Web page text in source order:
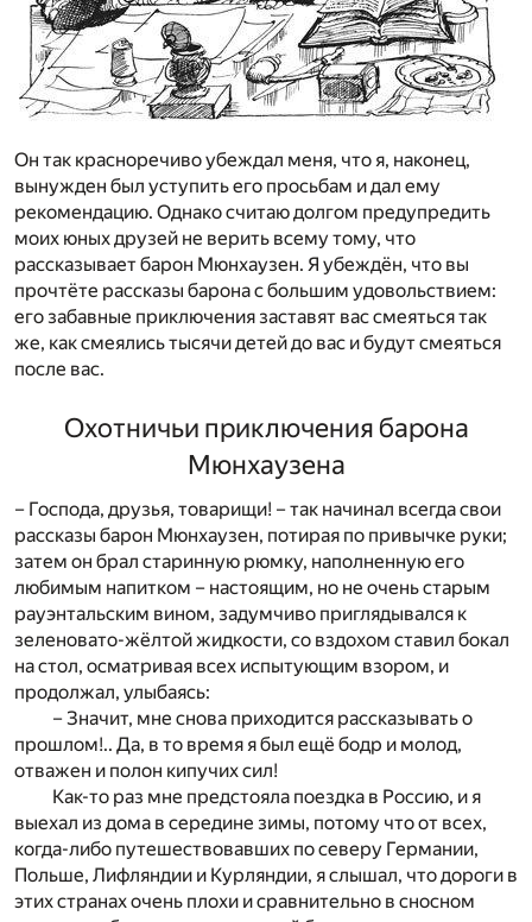
Он так красноречиво убеждал меня, что я, наконец,
вынужден был уступить его просьбам и дал ему
рекомендацию. Однако считаю долгом предупредить
моих юных друзей не верить всему тому, что
рассказывает барон Мюнхаузен. Я убеждён, что вы
прочтёте рассказы барона с большим удовольствием:
его забавные приключения заставят вас смеяться так
же, как смеялись тысячи детей до вас и будут смеяться
после вас.
Охотничьи приключения барона
Мюнхаузена
– Господа, друзья, товарищи! – так начинал всегда свои
рассказы барон Мюнхаузен, потирая по привычке руки;
затем он брал старинную рюмку, наполненную его
любимым напитком – настоящим, но не очень старым
рауэнтальским вином, задумчиво приглядывался к
зеленовато-жёлтой жидкости, со вздохом ставил бокал
на стол, осматривая всех испытующим взором, и
продолжал, улыбаясь:
– Значит, мне снова приходится рассказывать о
прошлом!.. Да, в то время я был ещё бодр и молод,
отважен и полон кипучих сил!
Как-то раз мне предстояла поездка в Россию, и я
выехал из дома в середине зимы, потому что от всех,
когда-либо путешествовавших по северу Германии,
Польше, Лифляндии и Курляндии, я слышал, что дороги в
этих странах очень плохи и сравнительно в сносном